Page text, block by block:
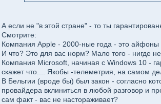
А если не "в этой стране" - то ты
Смотрите:
Компания Apple - 2000-ные года - это
И что? Это для вас норм? Мало того - нигде
Компания Microsoft, начиная с Windows 10 -
скажет что.... Якобы -телеметрия, на самом
В Бельгии (вроде бы) был закон - согласно
провайдера вклиниться в любой разговор и
сам факт - вас не настораживает?